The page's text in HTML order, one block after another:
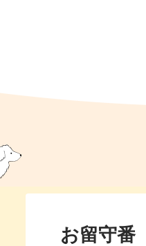
犬の
犬のしつ
猫の
猫のしつ
ペッ
お留守番